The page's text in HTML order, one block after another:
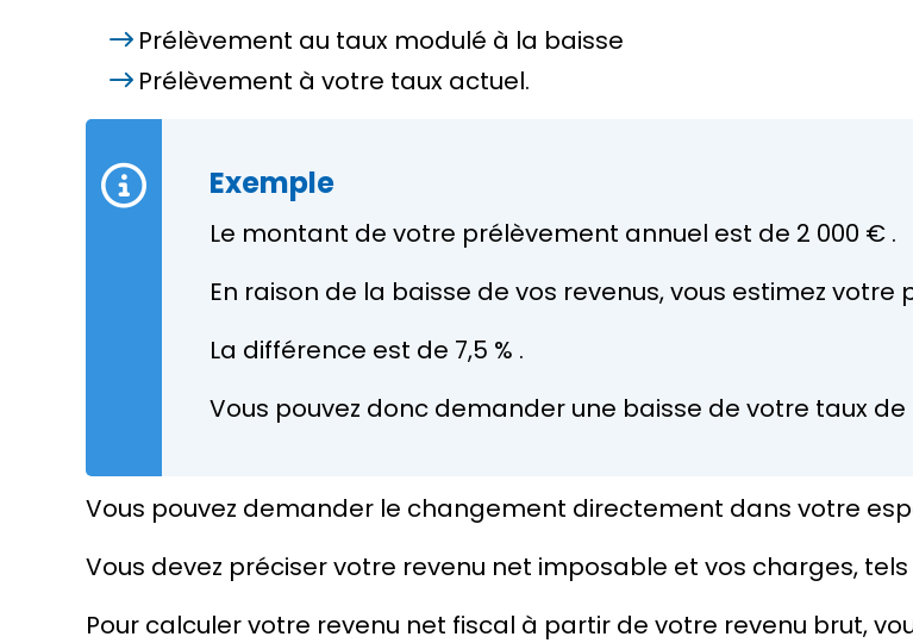
Prélèvement au taux modulé à la baisse
Prélèvement à votre taux actuel.
Exemple
Le montant de votre prélèvement annuel est de 2 000 € .
En raison de la baisse de vos revenus, vous estimez
La différence est de 7,5 % .
Vous pouvez donc demander une baisse de votre taux
Vous pouvez demander le changement directement dans votre
Vous devez préciser votre revenu net imposable et vos charges,
Pour calculer votre revenu net fiscal à partir de votre revenu brut,